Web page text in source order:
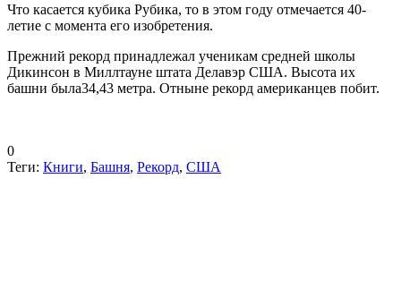
Что касается кубика Рубика, то в этом году отмечается 40-
летие с момента его изобретения.
Прежний рекорд принадлежал ученикам средней школы
Дикинсон в Миллтауне штата Делавэр США. Высота их
башни была34,43 метра. Отныне рекорд американцев побит.
0
Теги: Книги, Башня, Рекорд, США